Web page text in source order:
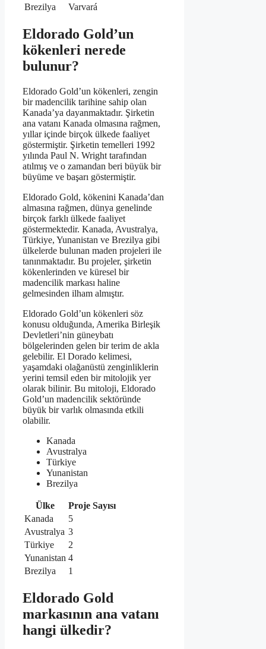
Brezilya
Varvará
Eldorado Gold’un
kökenleri nerede
bulunur?
Eldorado Gold’un kökenleri, zengin
bir madencilik tarihine sahip olan
Kanada’ya dayanmaktadır. Şirketin
ana vatanı Kanada olmasına rağmen,
yıllar içinde birçok ülkede faaliyet
göstermiştir. Şirketin temelleri 1992
yılında Paul N. Wright tarafından
atılmış ve o zamandan beri büyük bir
büyüme ve başarı göstermiştir.
Eldorado Gold, kökenini Kanada’dan
almasına rağmen, dünya genelinde
birçok farklı ülkede faaliyet
göstermektedir. Kanada, Avustralya,
Türkiye, Yunanistan ve Brezilya gibi
ülkelerde bulunan maden projeleri ile
tanınmaktadır. Bu projeler, şirketin
kökenlerinden ve küresel bir
madencilik markası haline
gelmesinden ilham almıştır.
Eldorado Gold’un kökenleri söz
konusu olduğunda, Amerika Birleşik
Devletleri’nin güneybatı
bölgelerinden gelen bir terim de akla
gelebilir. El Dorado kelimesi,
yaşamdaki olağanüstü zenginliklerin
yerini temsil eden bir mitolojik yer
olarak bilinir. Bu mitoloji, Eldorado
Gold’un madencilik sektöründe
büyük bir varlık olmasında etkili
olabilir.
Kanada
Avustralya
Türkiye
Yunanistan
Brezilya
Ülke
Proje Sayısı
Kanada
5
Avustralya 3
Türkiye
2
Yunanistan 4
Brezilya
1
Eldorado Gold
markasının ana vatanı
hangi ülkedir?